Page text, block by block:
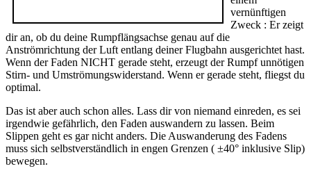
vernünftigen
Zweck : Er zeigt
dir an, ob du deine Rumpflängsachse genau auf die
Anströmrichtung der Luft entlang deiner Flugbahn ausgerichtet hast.
Wenn der Faden NICHT gerade steht, erzeugt der Rumpf unnötigen
Stirn- und Umströmungswiderstand. Wenn er gerade steht, fliegst du
optimal.
Das ist aber auch schon alles. Lass dir von niemand einreden, es sei
irgendwie gefährlich, den Faden auswandern zu lassen. Beim
Slippen geht es gar nicht anders. Die Auswanderung des Fadens
muss sich selbstverständlich in engen Grenzen ( ±40° inklusive Slip)
bewegen.